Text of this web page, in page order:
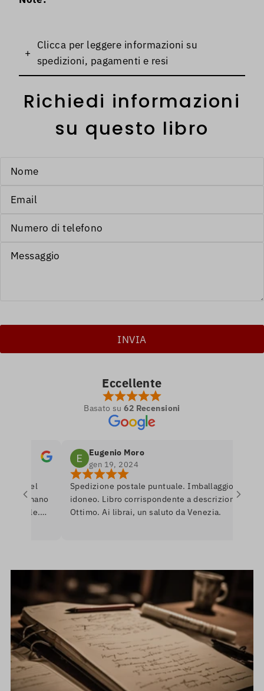
+
Clicca per leggere informazioni su
spedizioni, pagamenti e resi
Richiedi informazioni
su questo libro
Eccellente
Basato su 62 Recensioni
amano
Eugenio Moro
gen 19, 2024
Spedizione postale puntuale. Imballaggio
idoneo. Libro corrispondente a descrizione.
Ottimo. Ai librai, un saluto da Venezia.